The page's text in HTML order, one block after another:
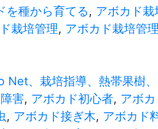
を種から育てる, アボカド栽
栽培管理, アボカド栽培管
Net、栽培指導、熱帯果樹
害, アボカド初心者, アボ
, アボカド接ぎ木, アボカド